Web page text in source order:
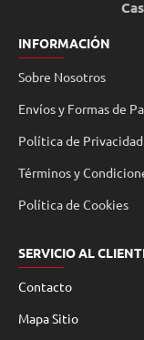
INFORMACIÓN
Sobre Nosotros
Envíos y Formas de
Política de Privacidad
Términos y
Política de Cookies
SERVICIO AL
Contacto
Mapa Sitio